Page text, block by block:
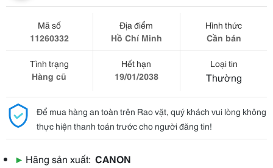
Mã số
11260332
Địa điểm
Hồ Chí Minh
Hình thức
Cần bán
Tình trạng
Hàng cũ
Hết hạn
19/01/2038
Loại tin
Thường
Để mua hàng an toàn trên Rao vặt, quý khách vui lòng không
thực hiện thanh toán trước cho người đăng tin!
▶ Hãng sản xuất: CANON